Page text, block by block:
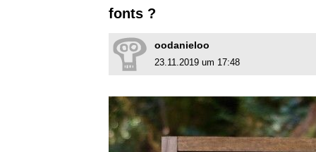
fonts ?
oodanieloo
23.11.2019 um 17:48